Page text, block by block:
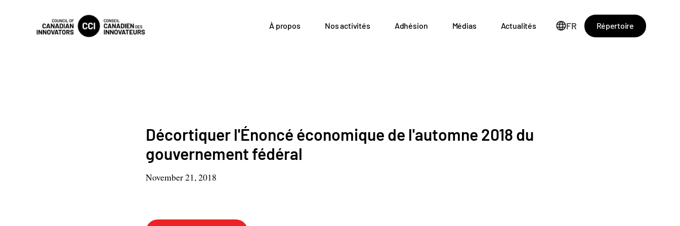
À propos Nos activités Adhésion Médias Actualités FR Répertoire
Décortiquer l'Énoncé économique de l'automne 2018 du
gouvernement fédéral
November 21, 2018